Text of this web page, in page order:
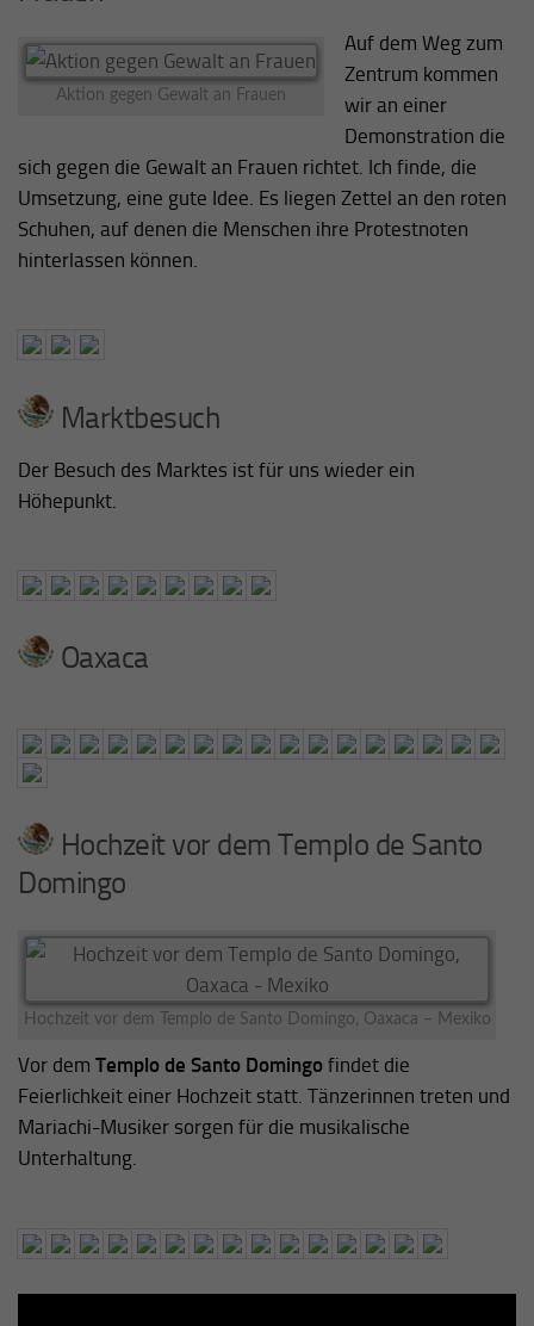
Aktion gegen Gewalt an Frauen
Auf dem Weg zum
Zentrum kommen
wir an einer
Demonstration die
sich gegen die Gewalt an Frauen richtet. Ich finde, die
Umsetzung, eine gute Idee. Es liegen Zettel an den roten
Schuhen, auf denen die Menschen ihre Protestnoten
hinterlassen können.
Marktbesuch
Der Besuch des Marktes ist für uns wieder ein
Höhepunkt.
Oaxaca
Hochzeit vor dem Templo de Santo
Domingo
Hochzeit vor dem Templo de Santo Domingo, Oaxaca – Mexiko
Vor dem Templo de Santo Domingo findet die
Feierlichkeit einer Hochzeit statt. Tänzerinnen treten und
Mariachi-Musiker sorgen für die musikalische
Unterhaltung.